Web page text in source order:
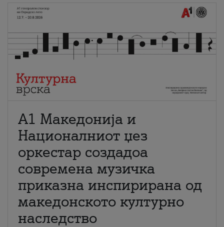
А1 Македонија и
Националниот џез
оркестар создадоа
современа музичка
приказна инспирирана од
македонското културно
наследство